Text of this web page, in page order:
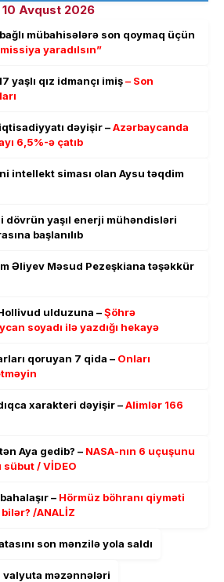
10 Avqust 2026
mübahisələrə son qoymaq üçün
yaradılsın”
yaşlı qız idmançı imiş– Son
dəyişir –Azərbaycanda
6,5%-ə çatıb
intellekt siması olan Aysu təqdim
dövrün yaşıl enerji mühəndisləri
başlanılıb
Əliyev Məsud Pezeşkiana təşəkkür
ulduzuna –Şöhrə
soyadı ilə yazdığı hekayə
qoruyan 7 qida – Onları
xarakteri dəyişir –Alimlər 166
Aya gedib? – NASA-nın 6 uçuşunu
/ VİDEO
– Hörmüz böhranı qiyməti
/ANALİZ
son mənzilə yola saldı
valyuta məzənnələri